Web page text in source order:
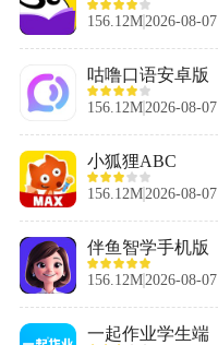
156.12M2026-08-07
咕噜口语安卓版
156.12M2026-08-07
小狐狸ABC
156.12M2026-08-07
伴鱼智学手机版
156.12M2026-08-07
一起作业学生端